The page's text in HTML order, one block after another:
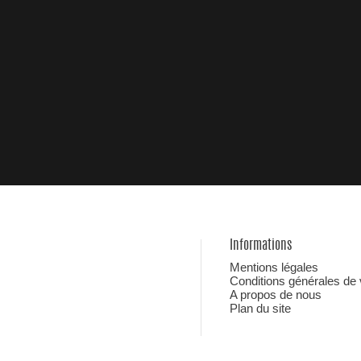
Informations
Mentions légales
Conditions générales de
A propos de nous
Plan du site